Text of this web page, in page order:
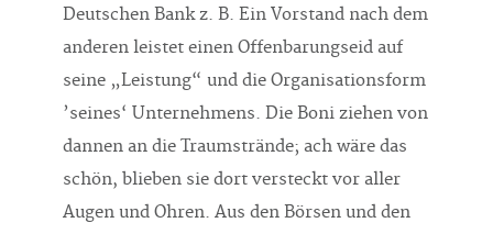
Deutschen Bank z. B. Ein Vorstand nach dem
anderen leistet einen Offenbarungseid auf
seine „Leistung“ und die Organisationsform
’seines‘ Unternehmens. Die Boni ziehen von
dannen an die Traumstrände; ach wäre das
schön, blieben sie dort versteckt vor aller
Augen und Ohren. Aus den Börsen und den